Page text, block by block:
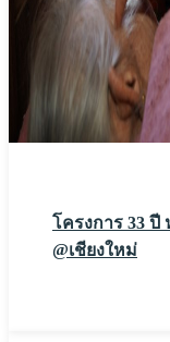
โครงการ 33
@เชียงใหม่